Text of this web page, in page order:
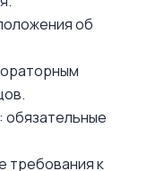
об
обязательные
требования к